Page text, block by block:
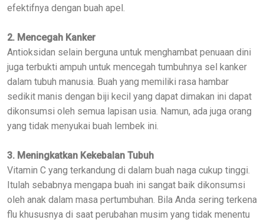
efektifnya dengan buah apel.
2. Mencegah Kanker
Antioksidan selain berguna untuk menghambat penuaan dini
juga terbukti ampuh untuk mencegah tumbuhnya sel kanker
dalam tubuh manusia. Buah yang memiliki rasa hambar
sedikit manis dengan biji kecil yang dapat dimakan ini dapat
dikonsumsi oleh semua lapisan usia. Namun, ada juga orang
yang tidak menyukai buah lembek ini.
3. Meningkatkan Kekebalan Tubuh
Vitamin C yang terkandung di dalam buah naga cukup tinggi.
Itulah sebabnya mengapa buah ini sangat baik dikonsumsi
oleh anak dalam masa pertumbuhan. Bila Anda sering terkena
flu khususnya di saat perubahan musim yang tidak menentu